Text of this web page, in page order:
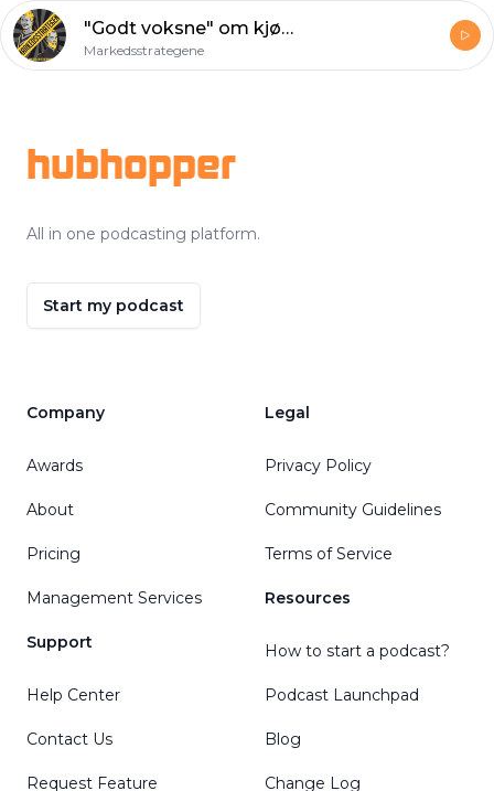
"Godt voksne" om kjøpsprosess og hva som er god og dårlig reklame.
Markedsstrategene
hubhopper
All in one podcasting platform.
Start my podcast
Company
Awards
About
Pricing
Management Services
Support
Help Center
Contact Us
Request Feature
Legal
Privacy Policy
Community Guidelines
Terms of Service
Resources
How to start a podcast?
Podcast Launchpad
Blog
Change Log